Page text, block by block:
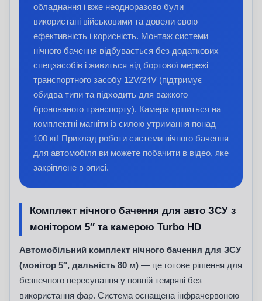
обладнання і вже неодноразово були
використані військовими та довели свою
ефективність і корисність. Монтаж системи
нічного бачення відбувається без додаткових
спецзасобів і живиться від бортової мережі
транспортного засобу 12V/24V (підтримує
обидва типи та підходить для важкого
бронованого транспорту). Камера кріпиться на
комплектні магніти із силою утримання понад
100 кг! Приклад роботи системи нічного бачення
для автомобіля ви можете побачити в відео, яке
закріплене в описі.
Комплект нічного бачення для авто ЗСУ з
монітором 5″ та камерою Turbo HD
Автомобільний комплект нічного бачення для ЗСУ
(монітор 5″, дальність 80 м) — це готове рішення для
безпечного пересування у повній темряві без
використання фар. Система оснащена інфрачервоною